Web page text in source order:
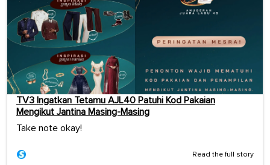
TV3 Ingatkan Tetamu AJL40 Patuhi Kod Pakaian
Mengikut Jantina Masing-Masing
Take note okay!
Read the full story